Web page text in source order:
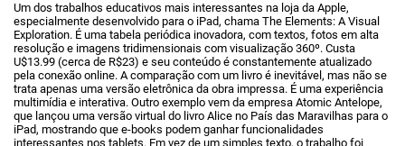
Um dos trabalhos educativos mais interessantes na loja da Apple,
especialmente desenvolvido para o iPad, chama The Elements: A Visual
Exploration. É uma tabela periódica inovadora, com textos, fotos em alta
resolução e imagens tridimensionais com visualização 360º. Custa
U$13.99 (cerca de R$23) e seu conteúdo é constantemente atualizado
pela conexão online. A comparação com um livro é inevitável, mas não se
trata apenas uma versão eletrônica da obra impressa. É uma experiência
multimídia e interativa. Outro exemplo vem da empresa Atomic Antelope,
que lançou uma versão virtual do livro Alice no País das Maravilhas para o
iPad, mostrando que e-books podem ganhar funcionalidades
interessantes nos tablets. Em vez de um simples texto, o trabalho foi